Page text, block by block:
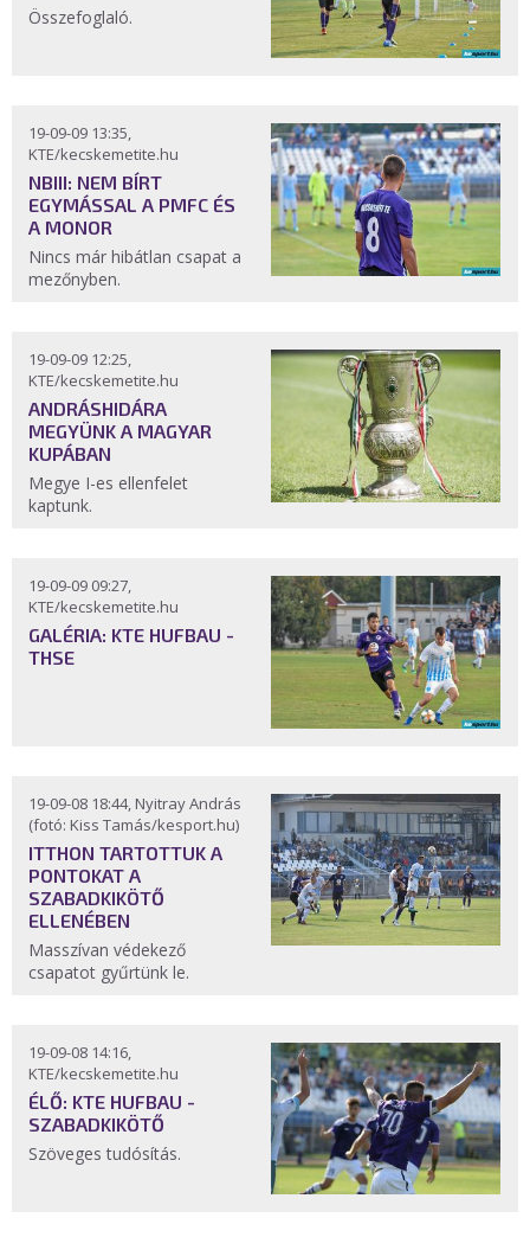
Összefoglaló.
19-09-09 13:35,
KTE/kecskemetite.hu
NBIII: NEM BÍRT
EGYMÁSSAL A PMFC ÉS
A MONOR
Nincs már hibátlan csapat a
mezőnyben.
19-09-09 12:25,
KTE/kecskemetite.hu
ANDRÁSHIDÁRA
MEGYÜNK A MAGYAR
KUPÁBAN
Megye I-es ellenfelet
kaptunk.
19-09-09 09:27,
KTE/kecskemetite.hu
GALÉRIA: KTE HUFBAU -
THSE
19-09-08 18:44, Nyitray András
(fotó: Kiss Tamás/kesport.hu)
ITTHON TARTOTTUK A
PONTOKAT A
SZABADKIKÖTŐ
ELLENÉBEN
Masszívan védekező
csapatot gyűrtünk le.
19-09-08 14:16,
KTE/kecskemetite.hu
ÉLŐ: KTE HUFBAU -
SZABADKIKÖTŐ
Szöveges tudósítás.